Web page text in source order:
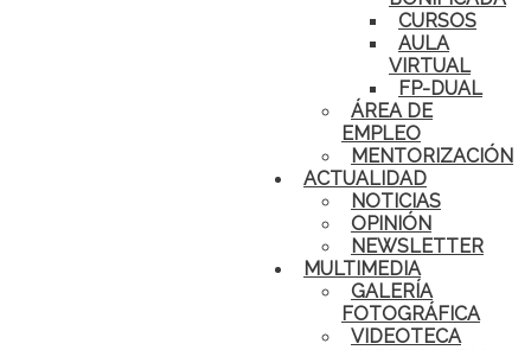
CURSOS
AULA
VIRTUAL
FP-DUAL
ÁREA DE
EMPLEO
MENTORIZACIÓN
ACTUALIDAD
NOTICIAS
OPINIÓN
NEWSLETTER
MULTIMEDIA
GALERÍA
FOTOGRÁFICA
VIDEOTECA